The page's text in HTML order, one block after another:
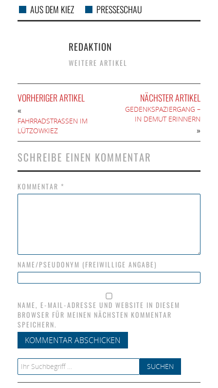
AUS DEM KIEZ PRESSESCHAU
REDAKTION
WEITERE ARTIKEL
VORHERIGER ARTIKEL
«
FAHRRADSTRASSEN IM L
ÜTZOWKIEZ
NÄCHSTER ARTIKEL
GEDENKSPAZIERGANG –
IN DEMUT ERINNERN
»
SCHREIBE EINEN KOMMENTAR
KOMMENTAR *
NAME/PSEUDONYM (FREIWILLIGE ANGABE)
NAME, E-MAIL-ADRESSE UND WEBSITE IN DIESEM
BROWSER FÜR MEINEN NÄCHSTEN KOMMENTAR
SPEICHERN.
Search for: